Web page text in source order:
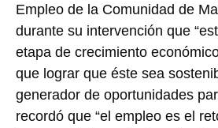
Empleo de la Comunidad de
durante su intervención que
etapa de crecimiento
que lograr que éste sea
generador de oportunidades
recordó que “el empleo es el